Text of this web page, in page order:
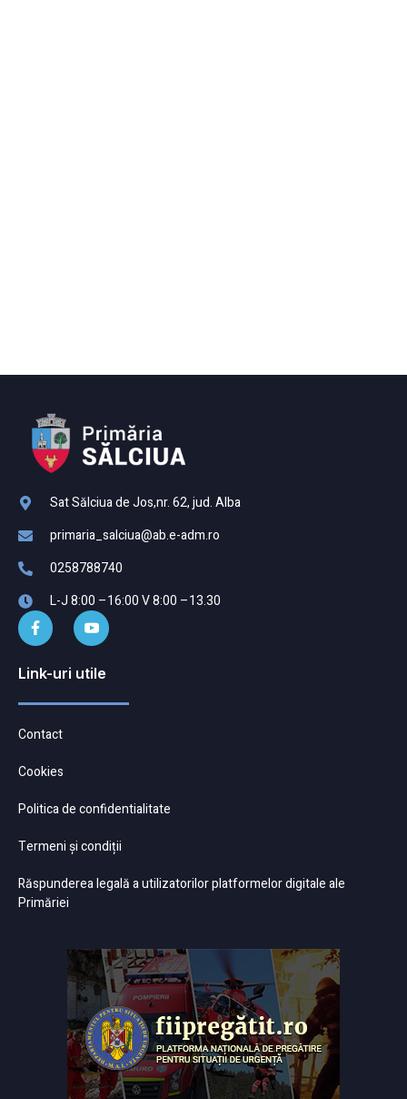
Sat Sălciua de Jos,nr. 62, jud. Alba
primaria_salciua@ab.e-adm.ro
0258788740
L-J 8:00 –16:00 V 8:00 –13.30
Link-uri utile
Contact
Cookies
Politica de confidentialitate
Termeni și condiții
Răspunderea legală a utilizatorilor platformelor digitale ale
Primăriei